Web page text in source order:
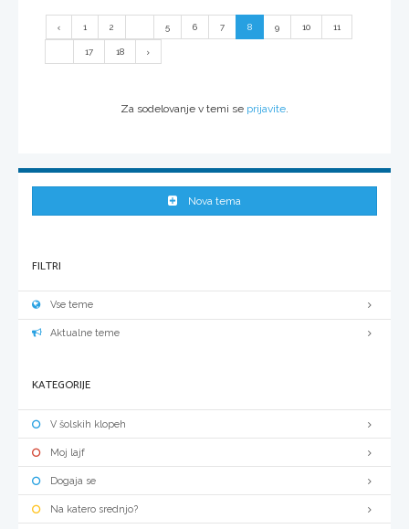
1 2 5 6 7 8 9 10 11
17 18
Za sodelovanje v temi se prijavite
Nova tema
FILTRI
Vse teme
Aktualne teme
KATEGORIJE
V šolskih klopeh
Moj lajf
Dogaja se
Na katero srednjo?